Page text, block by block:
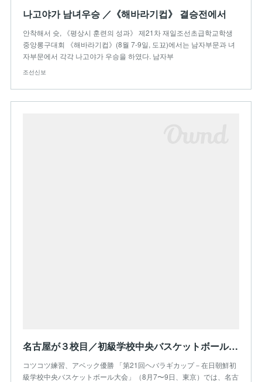
나고야가 남녀우승 ／《해바라기컵》 결승전에서
안착해서 슛, 《평상시 훈련의 성과》 제21차 재일조선초급학교학생
중앙롱구대회 《해바라기컵》(8월 7-9일, 도꾜)에서는 남자부문과 녀
자부문에서 각각 나고야가 우승을 하였다. 남자부
조선신보
名古屋が３校目／初級学校中央バスケットボール大会で
コツコツ練習、アベック優勝 「第21回ヘバラギカップ－在日朝鮮初
級学校中央バスケットボール大会」（8月7〜9日、東京）では、名古